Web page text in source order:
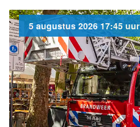
5 augustus 2026 17:45 uur